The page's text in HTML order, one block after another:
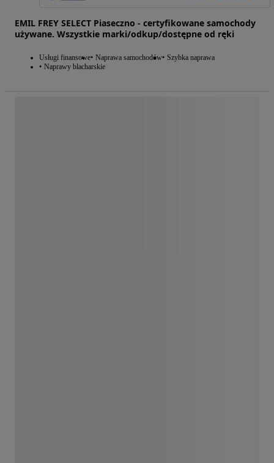
EMIL FREY SELECT Piaseczno - certyfikowane samochody
używane. Wszystkie marki/odkup/dostępne od ręki
Usługi finansowe Naprawa samochodów Szybka naprawa
Naprawy blacharskie